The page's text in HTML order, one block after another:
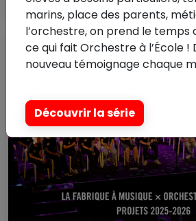
marins, place des parents,
l’orchestre, on prend le temps
ce qui fait Orchestre à l’École !
nouveau témoignage chaque
Découvrir la série